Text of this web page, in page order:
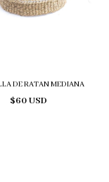
DE RATAN MEDIANA
$60 USD